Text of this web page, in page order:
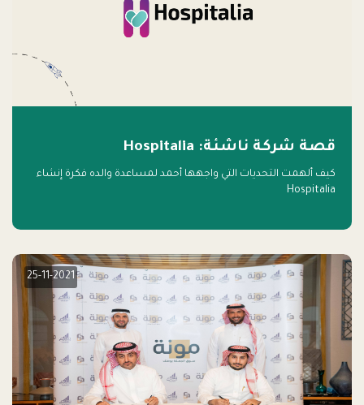
قصة شركة ناشئة: Hospitalia
كيف ألهمت التحديات التي واجهها أحمد لمساعدة والده فكرة إنشاء
Hospitalia
25-11-2021